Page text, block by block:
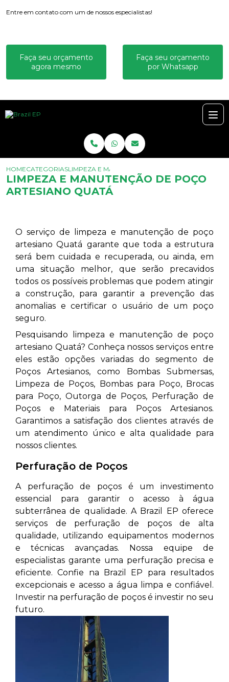
Entre em contato com um de nossos especialistas!
Faça seu orçamento
agora mesmo
Faça seu orçamento
por Whatsapp
HOMECATEGORIASLIMPEZA E MANUTENÇÃO DE POÇO ARTESIANO
LIMPEZA E MANUTENÇÃO DE POÇO
ARTESIANO QUATÁ
O serviço de limpeza e manutenção de poço
artesiano Quatá garante que toda a estrutura
será bem cuidada e recuperada, ou ainda, em
uma situação melhor, que serão precavidos
todos os possíveis problemas que podem atingir
a construção, para garantir a prevenção das
anomalias e certificar o usuário de um poço
seguro.
Pesquisando limpeza e manutenção de poço
artesiano Quatá? Conheça nossos serviços entre
eles estão opções variadas do segmento de
Poços Artesianos, como Bombas Submersas,
Limpeza de Poços, Bombas para Poço, Brocas
para Poço, Outorga de Poços, Perfuração de
Poços e Materiais para Poços Artesianos.
Garantimos a satisfação dos clientes através de
um atendimento único e alta qualidade para
nossos clientes.
Perfuração de Poços
A perfuração de poços é um investimento
essencial para garantir o acesso à água
subterrânea de qualidade. A Brazil EP oferece
serviços de perfuração de poços de alta
qualidade, utilizando equipamentos modernos
e técnicas avançadas. Nossa equipe de
especialistas garante uma perfuração precisa e
eficiente. Confie na Brazil EP para resultados
excepcionais e acesso a água limpa e confiável.
Investir na perfuração de poços é investir no seu
futuro.